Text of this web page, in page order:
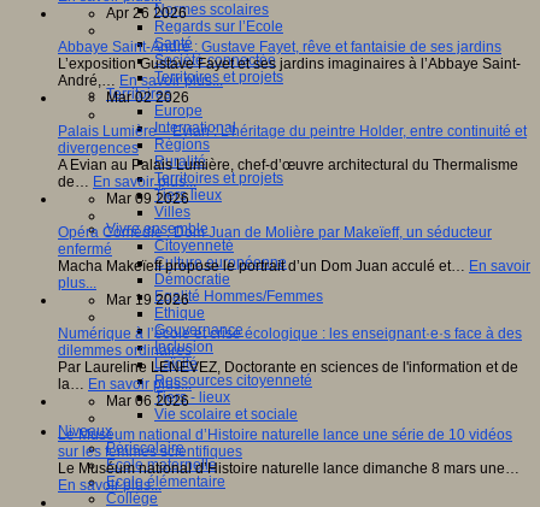
Normes scolaires
Regards sur l’Ecole
Santé
Société connectée
Territoires et projets
Territoires
Europe
International
Régions
Ruralité
Territoires et projets
Tiers lieux
Villes
Vivre ensemble
Citoyenneté
Culture européenne
Démocratie
Egalité Hommes/Femmes
Ethique
Gouvernance
Inclusion
Laïcité
Ressources citoyenneté
Tiers - lieux
Vie scolaire et sociale
Niveaux
Périscolaire
Ecole maternelle
Ecole élémentaire
Collège
Apr 26 2026
Abbaye Saint-André : Gustave Fayet, rêve et fantaisie de ses jardins
L’exposition Gustave Fayet et ses jardins imaginaires à l’Abbaye Saint-
André,… En savoir plus...
Mar 02 2026
Palais Lumière – Evian : L’héritage du peintre Holder, entre continuité et
divergences
A Evian au Palais Lumière, chef-d’œuvre architectural du Thermalisme
de… En savoir plus...
Mar 09 2026
Opéra Comédie : Dom Juan de Molière par Makeïeff, un séducteur
enfermé
Macha Makeïeff propose le portrait d’un Dom Juan acculé et… En savoir
plus...
Mar 19 2026
Numérique à l’école et crise écologique : les enseignant·e·s face à des
dilemmes ordinaires
Par Laureline LENEVEZ, Doctorante en sciences de l'information et de
la… En savoir plus...
Mar 06 2026
Le Muséum national d’Histoire naturelle lance une série de 10 vidéos
sur les femmes scientifiques
Le Muséum national d’Histoire naturelle lance dimanche 8 mars une…
En savoir plus...